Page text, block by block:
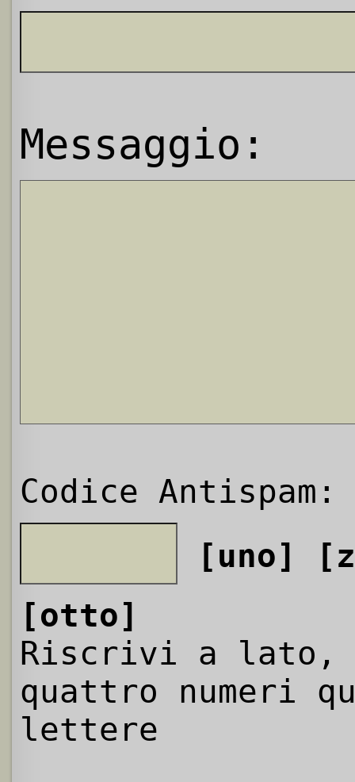
Messaggio:
Codice Antispam:
[uno]
[otto]
Riscrivi a
quattro numeri
lettere